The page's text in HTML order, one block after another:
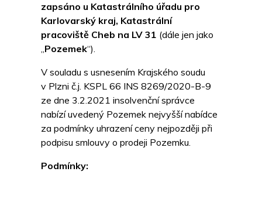
zapsáno u Katastrálního úřadu pro
Karlovarský kraj, Katastrální
pracoviště Cheb na LV 31 (dále jen jako
„Pozemek“).
V souladu s usnesením Krajského soudu
v Plzni č.j. KSPL 66 INS 8269/2020-B-9
ze dne 3.2.2021 insolvenční správce
nabízí uvedený Pozemek nejvyšší nabídce
za podmínky uhrazení ceny nejpozději při
podpisu smlouvy o prodeji Pozemku.
Podmínky: